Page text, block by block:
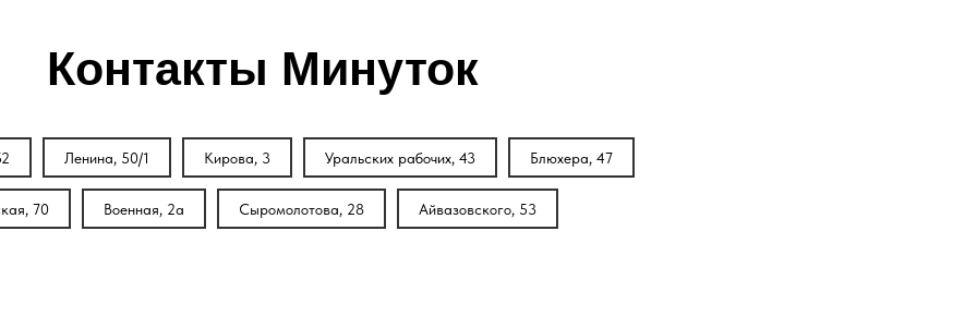
Контакты Минуток
Ленина, 50/1 Кирова, 3 Уральских рабочих, 43 Блюхера, 47
70 Военная, 2а Сыромолотова, 28 Айвазовского, 53